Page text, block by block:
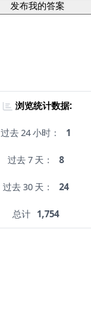
发布我的答案
浏览统计数据:
过去 24 小时： 1
过去 7 天： 8
过去 30 天： 24
总计 1,754